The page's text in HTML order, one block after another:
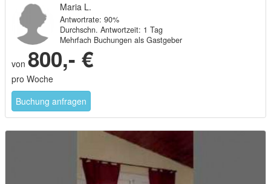
Maria L.
Antwortrate: 90%
Durchschn. Antwortzeit: 1 Tag
Mehrfach Buchungen als Gastgeber
von 800,- €
pro Woche
Buchung anfragen